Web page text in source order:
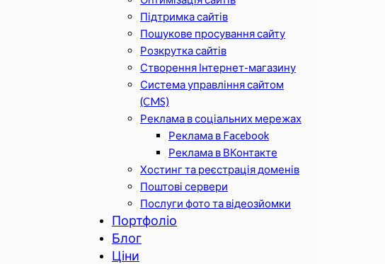
Підтримка сайтів
Пошукове просування сайту
Розкрутка сайтів
Створення Інтернет-магазину
Система управління сайтом
(CMS)
Реклама в соціальних мережах
Реклама в Facebook
Реклама в ВКонтакте
Хостинг та реєстрація доменів
Поштові сервери
Послуги фото та відеозйомки
Портфоліо
Блог
Ціни